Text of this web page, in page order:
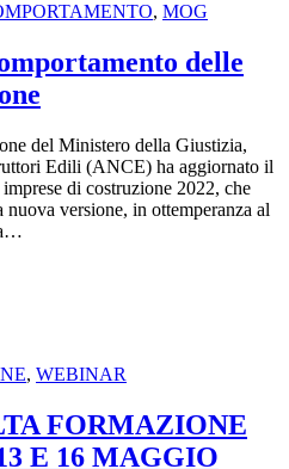
, MOG
delle
del Ministero della Giustizia,
Edili (ANCE) ha aggiornato il
di costruzione 2022, che
versione, in ottemperanza al
, WEBINAR
FORMAZIONE
E 16 MAGGIO